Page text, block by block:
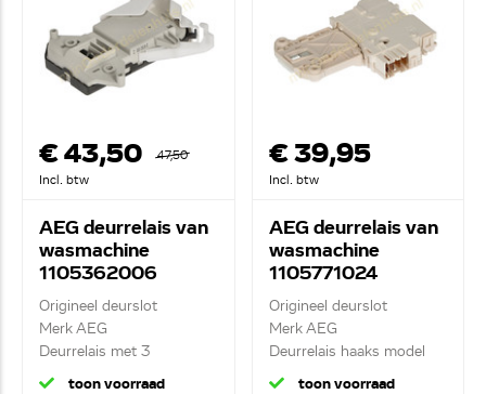
€ 43,50
47,50
Incl. btw
AEG deurrelais van
wasmachine
1105362006
Origineel deurslot
Merk AEG
Deurrelais met 3
kontakten e...
toon voorraad
€ 39,95
Incl. btw
AEG deurrelais van
wasmachine
1105771024
Origineel deurslot
Merk AEG
Deurrelais haaks model
met 4 ...
toon voorraad